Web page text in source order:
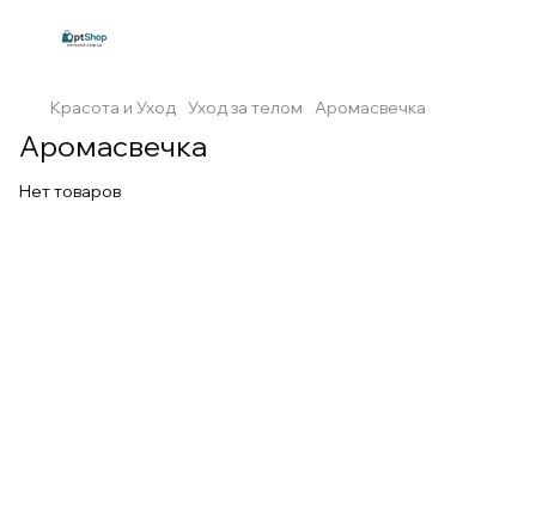
Красота и Уход Уход за телом Аромасвечка
Аромасвечка
Нет товаров